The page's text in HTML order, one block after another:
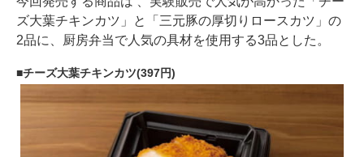
ズ大葉チキンカツ」と「三元豚の厚切りロースカツ」の
2品に、厨房弁当で人気の具材を使用する3品とした。
チーズ大葉チキンカツ(397円)